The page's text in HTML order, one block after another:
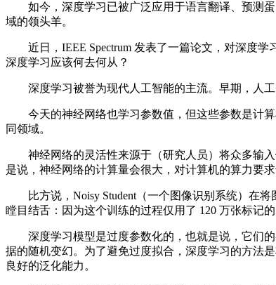
如今，深度学习已被广泛应用于语言翻译、预测蛋
域的领头羊。
近日，IEEE Spectrum 发表了一篇论文，对深度学
深度学习应该何去何从？
深度学习被誉为现代人工智能的主流。早期，人工
今天的神经网络也学习参数值，但这些参数是计算
同领域。
神经网络的灵活性来源于（研究人员）将众多输入
是说，神经网络的计算量会很大，对计算机的算力要求
比方说，Noisy Student（一个图像识别系统）在将
瞠目结舌：因为这个训练的过程仅用了 120 万张标记
深度学习模型是过度参数化的，也就是说，它们的
据的随机变幻。为了避免过度拟合，深度学习的方法
良好的泛化能力。